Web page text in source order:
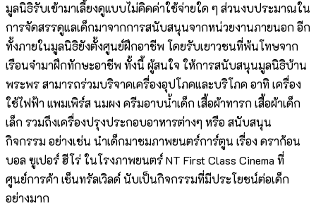
มูลนิธิรับเข้ามาเลี้ยงดูแบบไม่คิดค่าใช้จ่ายใด ๆ ส่วนงบประมาณใน
การจัดสรรดูแลเด็กมาจากการสนับสนุนจากหน่วยงานภายนอก อีก
ทั้งภายในมูลนิธิยังตั้งศูนย์ฝึกอาชีพ โดยรับเยาวชนที่พ้นโทษจาก
เรือนจำมาฝึกทักษะอาชีพ ทั้งนี้ ผู้สนใจ ให้การสนับสนุนมูลนิธิบ้าน
พระพร สามารถร่วมบริจาคเครื่องอุปโภคและบริโภค อาทิ เครื่อง
ใช้ไฟฟ้า แพมเพิร์ส นมผง ครีมอาบน้ำเด็ก เสื้อผ้าทารก เสื้อผ้าเด็ก
เล็ก รวมถึงเครื่องปรุงประกอบอาหารต่างๆ หรือ สนับสนุน
กิจกรรม อย่างเช่น นำเด็กมาชมภาพยนตร์การ์ตูน เรื่อง ดราก้อน
บอล ซูเปอร์ ฮีโร่ ในโรงภาพยนตร์ NT First Class Cinema ที่
ศูนย์การค้า เซ็นทรัลเวิลด์ นับเป็นกิจกรรมที่มีประโยชน์ต่อเด็ก
อย่างมาก